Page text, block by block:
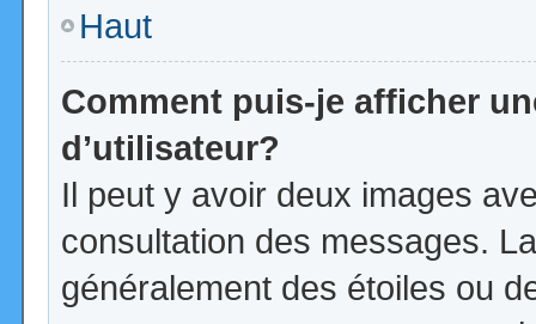
Haut
Comment puis-je afficher
d’utilisateur?
Il peut y avoir deux images
consultation des messages.
généralement des étoiles ou